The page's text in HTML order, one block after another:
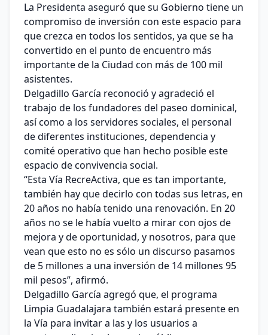
La Presidenta aseguró que su Gobierno tiene un
compromiso de inversión con este espacio para
que crezca en todos los sentidos, ya que se ha
convertido en el punto de encuentro más
importante de la Ciudad con más de 100 mil
asistentes.
Delgadillo García reconoció y agradeció el
trabajo de los fundadores del paseo dominical,
así como a los servidores sociales, el personal
de diferentes instituciones, dependencia y
comité operativo que han hecho posible este
espacio de convivencia social.
“Esta Vía RecreActiva, que es tan importante,
también hay que decirlo con todas sus letras, en
20 años no había tenido una renovación. En 20
años no se le había vuelto a mirar con ojos de
mejora y de oportunidad, y nosotros, para que
vean que esto no es sólo un discurso pasamos
de 5 millones a una inversión de 14 millones 95
mil pesos”, afirmó.
Delgadillo García agregó que, el programa
Limpia Guadalajara también estará presente en
la Vía para invitar a las y los usuarios a